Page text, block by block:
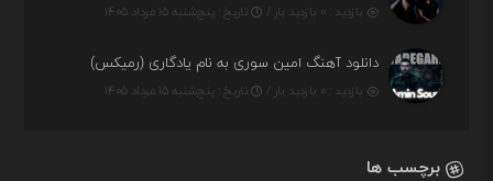
بازدید : ۰ بازدید بار / تاریخ : پنج‌شنبه ۱۵ مرداد ۱۴۰۵
دانلود آهنگ امین سوری به نام یادگاری (رمیکس)
بازدید : ۰ بازدید بار / تاریخ : پنج‌شنبه ۱۵ مرداد ۱۴۰۵
برچسب ها